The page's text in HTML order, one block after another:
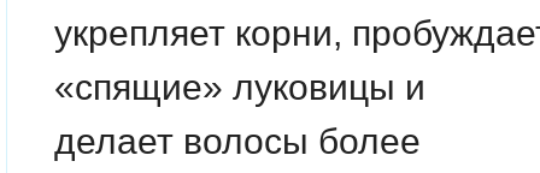
укрепляет корни,
«спящие» луковицы и
делает волосы более